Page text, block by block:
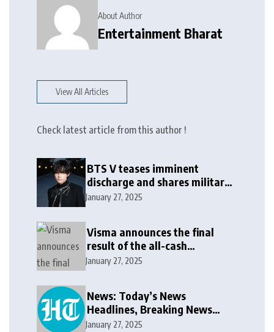
About Author
Entertainment Bharat
View All Articles
Check latest article from this author !
BTS V teases imminent
discharge and shares military
update in new message: ‘It
January 27, 2025
Visma announces the final
result of the all-cash
voluntary recommended
January 27, 2025
News: Today’s News
Headlines, Breaking News
India, World News and Cricket
January 27, 2025